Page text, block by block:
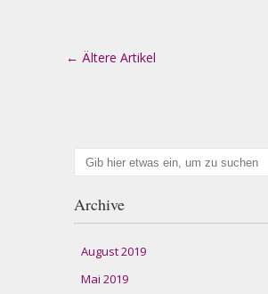
Artikel-Navigation
← Ältere Artikel
Suchen
Archive
August 2019
Mai 2019